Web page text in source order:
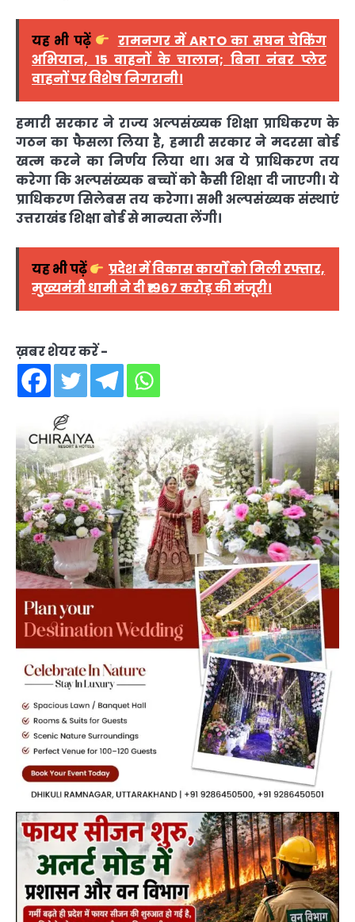
यह भी पढ़ें
रामनगर में ARTO का सघन चेकिंग
अभियान, 15 वाहनों के चालान; बिना नंबर प्लेट
वाहनों पर विशेष निगरानी।
हमारी सरकार ने राज्य अल्पसंख्यक शिक्षा प्राधिकरण के
गठन का फैसला लिया है, हमारी सरकार ने मदरसा बोर्ड
खत्म करने का निर्णय लिया था। अब ये प्राधिकरण तय
करेगा कि अल्पसंख्यक बच्चों को कैसी शिक्षा दी जाएगी। ये
प्राधिकरण सिलेबस तय करेगा। सभी अल्पसंख्यक संस्थाएं
उत्तराखंड शिक्षा बोर्ड से मान्यता लेंगी।
यह भी पढ़ें
प्रदेश में विकास कार्यों को मिली रफ्तार,
मुख्यमंत्री धामी ने दी ₹1967 करोड़ की मंजूरी।
ख़बर शेयर करें -